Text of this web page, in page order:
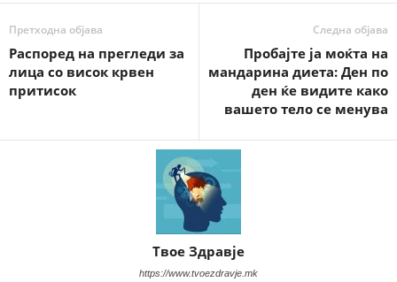
Претходна објава
Распоред на прегледи за
лица со висок крвен
притисок
Следна објава
Пробајте ја моќта на
мандарина диета: Ден по
ден ќе видите како
вашето тело се менува
Твое Здравје
https://www.tvoezdravje.mk